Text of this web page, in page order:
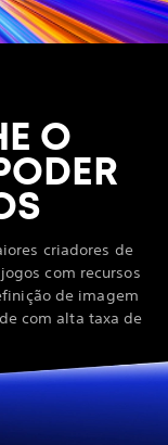
O
criadores de
com recursos
de imagem
com alta taxa de